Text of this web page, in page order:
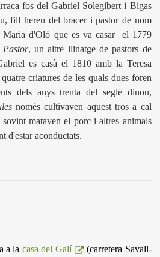
fos del Gabriel Solegibert i Bigas
fill hereu del bracer i pastor de nom
Maria d'Oló que es va casar el 1779
, un altre llinatge de pastors de
es casà el 1810 amb la Teresa
criatures de les quals dues foren
dels anys trenta del segle dinou,
només cultivaven aquest tros a cal
sovint mataven el porc i altres animals
d'estar aconductats.
a la casa del Galí
(carretera Savall-